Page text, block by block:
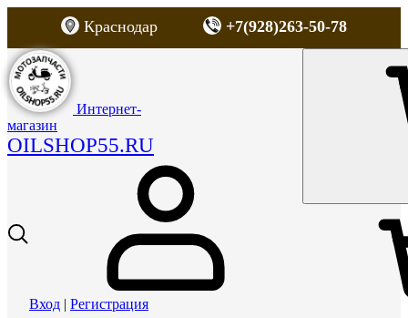
Краснодар +7(928)263-50-78
Интернет-
магазин
OILSHOP55.RU
Вход | Регистрация